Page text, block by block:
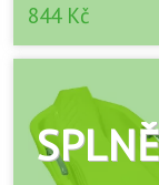
844 Kč